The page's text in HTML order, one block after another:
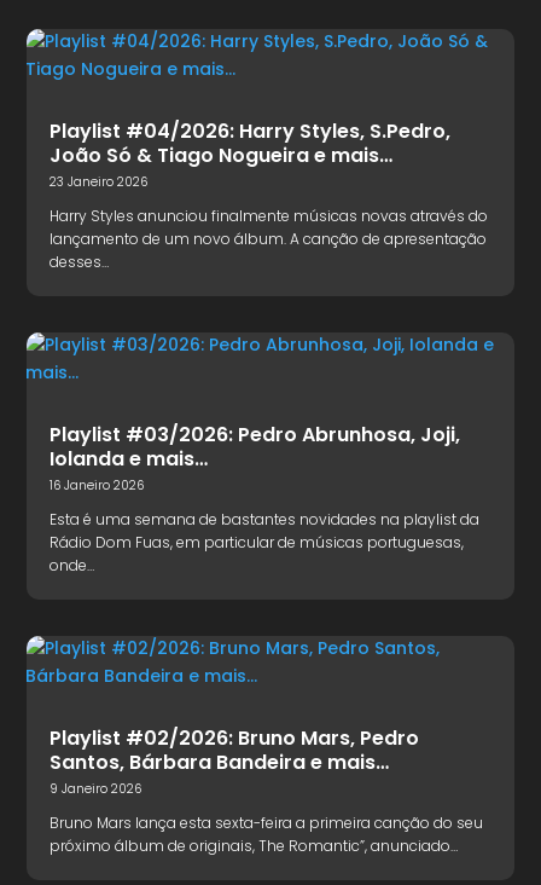
Playlist #04/2026: Harry Styles, S.Pedro,
João Só & Tiago Nogueira e mais…
23 Janeiro 2026
Harry Styles anunciou finalmente músicas novas através do
lançamento de um novo álbum. A canção de apresentação
desses…
Playlist #03/2026: Pedro Abrunhosa, Joji,
Iolanda e mais…
16 Janeiro 2026
Esta é uma semana de bastantes novidades na playlist da
Rádio Dom Fuas, em particular de músicas portuguesas,
onde…
Playlist #02/2026: Bruno Mars, Pedro
Santos, Bárbara Bandeira e mais…
9 Janeiro 2026
Bruno Mars lança esta sexta-feira a primeira canção do seu
próximo álbum de originais, The Romantic”, anunciado…